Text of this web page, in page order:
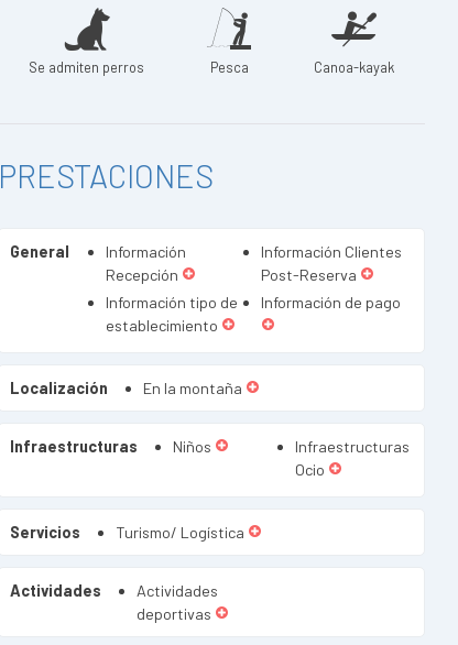
Se admiten perros Pesca Canoa-kayak
PRESTACIONES
General
Información
Recepción
Información Clientes
Post-Reserva
Información tipo de
establecimiento
Información de pago
Localización En la montaña
Infraestructuras Niños
Infraestructuras
Ocio
Servicios Turismo/ Logística
Actividades
Actividades
deportivas